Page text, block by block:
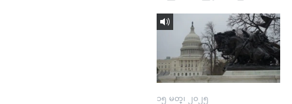
၁၅ မတ္၊ ၂၀၂၅